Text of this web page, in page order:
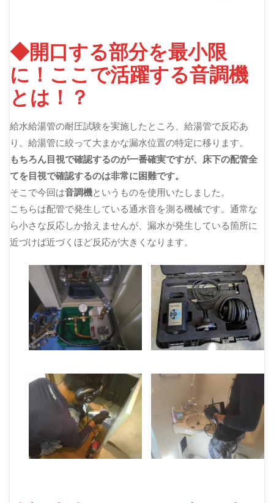
◆開口する部分を最小限
に！ここで活躍する音調機
とは！？
給水給湯管の耐圧試験を実施したところ、給湯管で反応あ
り。給湯管に絞って大まかな漏水位置の特定に移ります。
もちろん目視で確認するのが一番確実ですが、床下の配管全
てを目視で確認するのは非常に困難です。
そこで今回は音調機というものを使用いたしました。
こちらは配管で発生している通水音を測る機械です。通常な
ら小さな反応しか拾えませんが、漏水が発生している箇所に
近づけば近づくほど反応が大きくなります。